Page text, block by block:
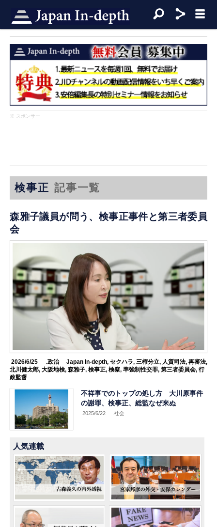
※ スポンサー
検事正 記事一覧
森雅子議員が問う、検事正事件と第三者委員
会
2026/6/25 .政治 Japan In-depth, セクハラ, 三権分立, 人質司法, 再審法,
北川健太郎,大阪地検,森雅子,検事正,検察,準強制性交罪,第三者委員会,行
政監督
不祥事でのトップの処し方 大川原事件
の謝罪、検事正、総監なぜ来ぬ
2025/6/22 .社会
人気連載